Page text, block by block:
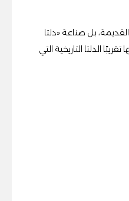
بل صناعة «دلتا
الدلتا التاريخية التي